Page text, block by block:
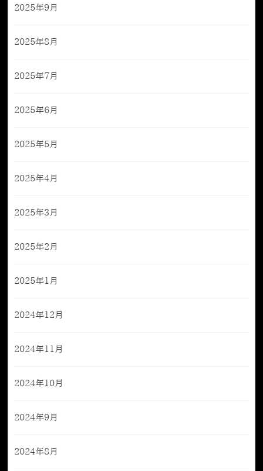
2025年9月
2025年8月
2025年7月
2025年6月
2025年5月
2025年4月
2025年3月
2025年2月
2025年1月
2024年12月
2024年11月
2024年10月
2024年9月
2024年8月